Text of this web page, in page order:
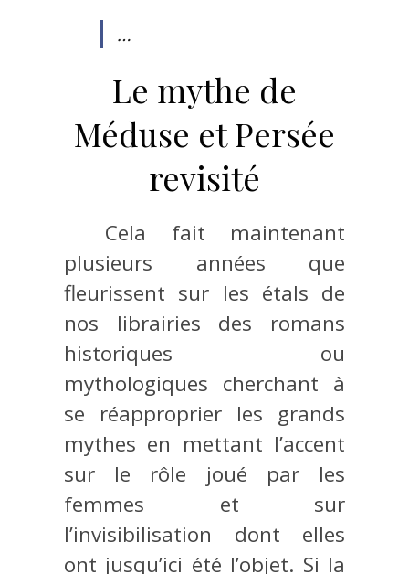
…
Le mythe de
Méduse et Persée
revisité
Cela fait maintenant
plusieurs années que
fleurissent sur les étals de
nos librairies des romans
historiques ou
mythologiques cherchant à
se réapproprier les grands
mythes en mettant l’accent
sur le rôle joué par les
femmes et sur
l’invisibilisation dont elles
ont jusqu’ici été l’objet. Si la